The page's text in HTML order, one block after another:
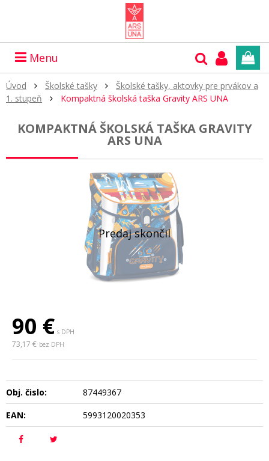
Menu
Úvod Školské tašky
Školské tašky, aktovky pre prvákov a
1. stupeň
Kompaktná školská taška Gravity ARS UNA
KOMPAKTNÁ ŠKOLSKÁ TAŠKA GRAVITY
ARS UNA
90 € s DPH
73,17 € bez DPH
Obj. čislo:
87449367
EAN:
5993120020353